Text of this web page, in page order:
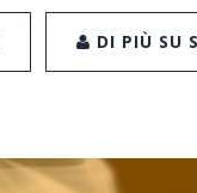
DI PIÙ SU